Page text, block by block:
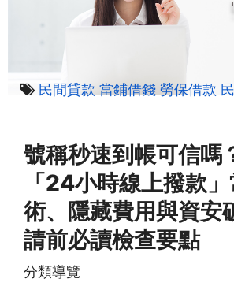
民間貸款 當鋪借錢 勞保借款
號稱秒速到帳可信嗎
「24小時線上撥款
術、隱藏費用與資安
請前必讀檢查要點
分類導覽